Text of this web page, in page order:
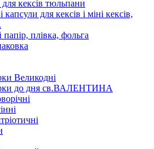
кексів тюльпани
капсули для кексів і міні кексів,
плівка, фольга
Великодні
до дня св.ВАЛЕНТИНА